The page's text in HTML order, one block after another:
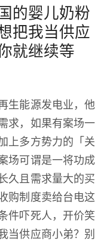
的婴儿奶粉
把我当供应
就继续等
能源发电业，他
求，如果有案场一
上多方势力的「关
场可谓是一将功成
久且需求量大的买
购制度卖给台电这
件吓死人，开价笑
当供应商小弟？别